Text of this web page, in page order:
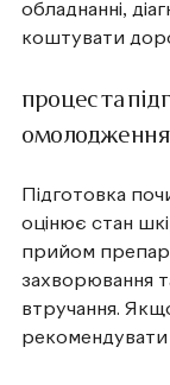
обладнанні,
коштувати
процес та
омолодження
Підготовка
оцінює стан
прийом
захворювання
втручання.
рекомендувати